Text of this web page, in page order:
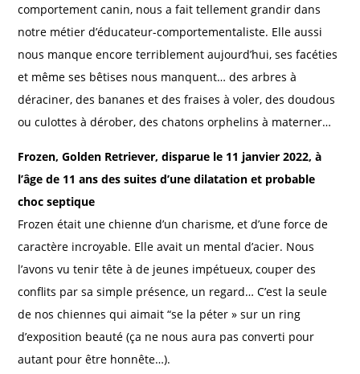
comportement canin, nous a fait tellement grandir dans
notre métier d’éducateur-comportementaliste. Elle aussi
nous manque encore terriblement aujourd’hui, ses facéties
et même ses bêtises nous manquent… des arbres à
déraciner, des bananes et des fraises à voler, des doudous
ou culottes à dérober, des chatons orphelins à materner…
Frozen, Golden Retriever, disparue le 11 janvier 2022, à
l’âge de 11 ans des suites d’une dilatation et probable
choc septique
Frozen était une chienne d’un charisme, et d’une force de
caractère incroyable. Elle avait un mental d’acier. Nous
l’avons vu tenir tête à de jeunes impétueux, couper des
conflits par sa simple présence, un regard… C’est la seule
de nos chiennes qui aimait “se la péter » sur un ring
d’exposition beauté (ça ne nous aura pas converti pour
autant pour être honnête…).